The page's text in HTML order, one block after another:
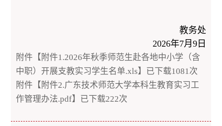
教务处
2026年7月9日
附件【 附件1.2026年秋季师范生赴各地中小学（含
中职）开展支教实习学生名单.xls】已下载1081 次
附件【 附件2.广东技术师范大学本科生教育实习工
作管理办法.pdf】已下载222次